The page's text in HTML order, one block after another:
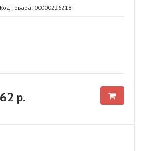
Код товара: 00000226218
62 р.